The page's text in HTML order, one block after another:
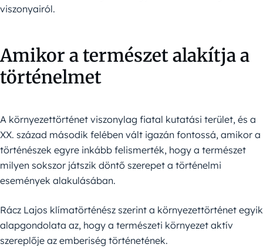
viszonyairól.
Amikor a természet alakítja a
történelmet
A környezettörténet viszonylag fiatal kutatási terület, és a
XX. század második felében vált igazán fontossá, amikor a
történészek egyre inkább felismerték, hogy a természet
milyen sokszor játszik döntő szerepet a történelmi
események alakulásában.
Rácz Lajos klímatörténész szerint a környezettörténet egyik
alapgondolata az, hogy a természeti környezet aktív
szereplője az emberiség történetének.